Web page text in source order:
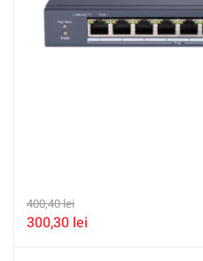
400,40lei
300,30 lei